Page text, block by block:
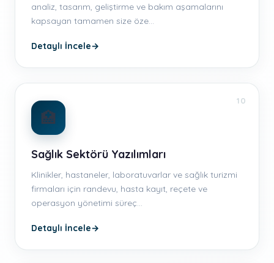
analiz, tasarım, geliştirme ve bakım aşamalarını
kapsayan tamamen size öze…
Detaylı İncele→
10
🏥
Sağlık Sektörü Yazılımları
Klinikler, hastaneler, laboratuvarlar ve sağlık turizmi
firmaları için randevu, hasta kayıt, reçete ve
operasyon yönetimi süreç…
Detaylı İncele→